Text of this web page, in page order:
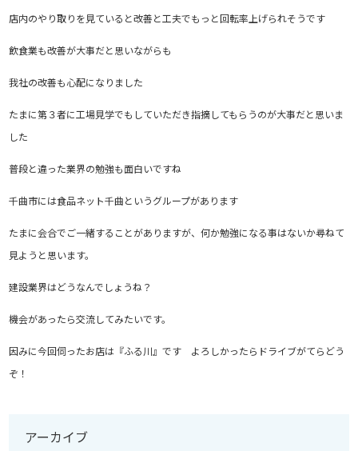
店内のやり取りを見ていると改善と工夫でもっと回転率上げられそうです
飲食業も改善が大事だと思いながらも
我社の改善も心配になりました
たまに第３者に工場見学でもしていただき指摘してもらうのが大事だと思いま
した
普段と違った業界の勉強も面白いですね
千曲市には食品ネット千曲というグループがあります
たまに会合でご一緒することがありますが、何か勉強になる事はないか尋ねて
見ようと思います。
建設業界はどうなんでしょうね？
機会があったら交流してみたいです。
因みに今回伺ったお店は『ふる川』です よろしかったらドライブがてらどう
ぞ！
アーカイブ